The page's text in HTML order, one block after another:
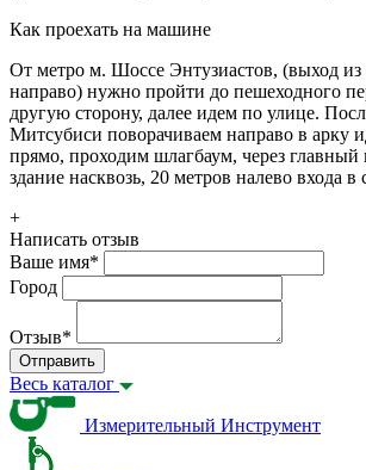
Как проехать на машине
От метро м. Шоссе Энтузиастов, (выход из
направо) нужно пройти до пешеходного
другую сторону, далее идем по улице.
Митсубиси поворачиваем направо в арку
прямо, проходим шлагбаум, через главный
здание насквозь, 20 метров налево входа в
+
Написать отзыв
Ваше имя*
Город
Отзыв*
Отправить
Весь каталог
Измерительный Инструмент